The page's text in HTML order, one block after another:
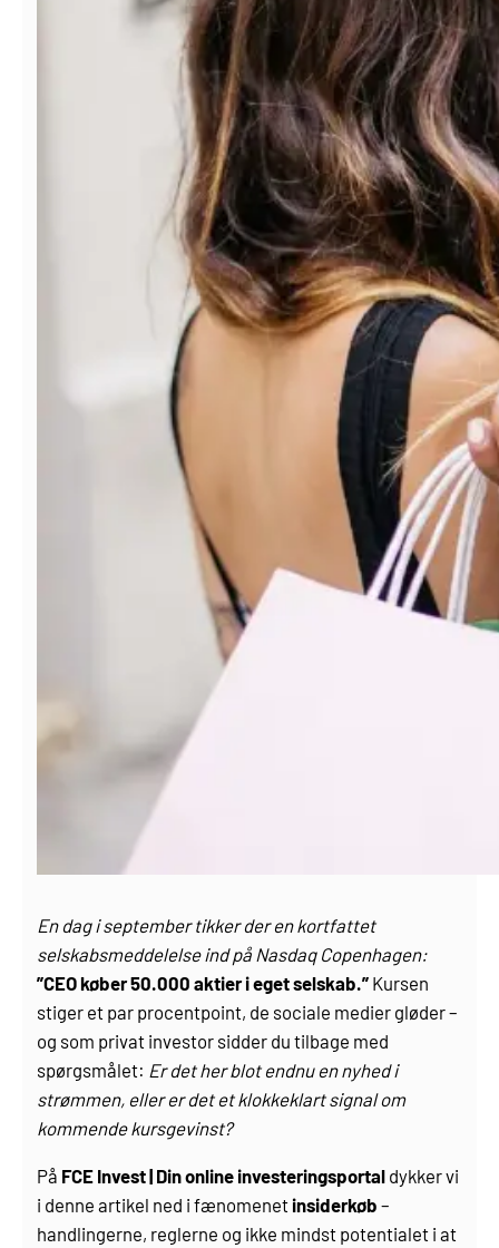
En dag i september tikker der en kortfattet
selskabsmeddelelse ind på Nasdaq Copenhagen:
”CEO køber 50.000 aktier i eget selskab.” Kursen
stiger et par procentpoint, de sociale medier gløder –
og som privat investor sidder du tilbage med
spørgsmålet: Er det her blot endnu en nyhed i
strømmen, eller er det et klokkeklart signal om
kommende kursgevinst?
På FCE Invest | Din online investeringsportal dykker vi
i denne artikel ned i fænomenet insiderkøb –
handlingerne, reglerne og ikke mindst potentialet i at